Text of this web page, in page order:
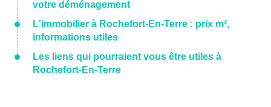
votre déménagement
L'immobilier à Rochefort-En-Terre : prix m²,
informations utiles
Les liens qui pourraient vous être utiles à
Rochefort-En-Terre